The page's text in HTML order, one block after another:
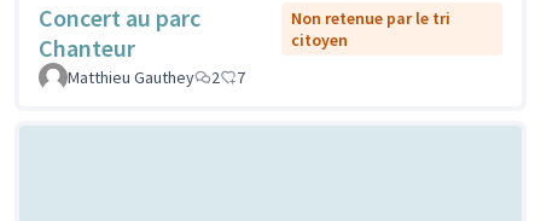
Concert au parc
Chanteur
Non retenue par le tri
citoyen
Matthieu Gauthey
2 7